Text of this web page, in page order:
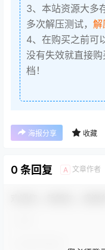
3、本站资源大多
多次解压测试， 解
4、在购买之前可
没有失效就直接
档！
海报分享 收藏
0 条回复 A 文章作者